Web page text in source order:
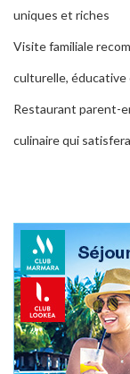
uniques et riches
Visite familiale
culturelle,
Restaurant parent-
culinaire qui